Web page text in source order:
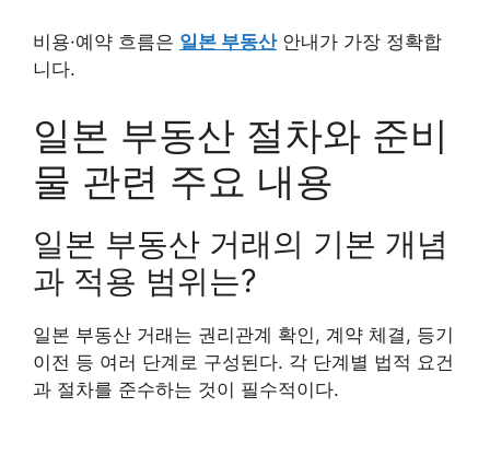
비용·예약 흐름은 일본 부동산안내가 가장 정확합
니다.
일본 부동산 절차와 준비
물 관련 주요 내용
일본 부동산 거래의 기본 개념
과 적용 범위는?
일본 부동산 거래는 권리관계 확인, 계약 체결, 등기
이전 등 여러 단계로 구성된다. 각 단계별 법적 요건
과 절차를 준수하는 것이 필수적이다.